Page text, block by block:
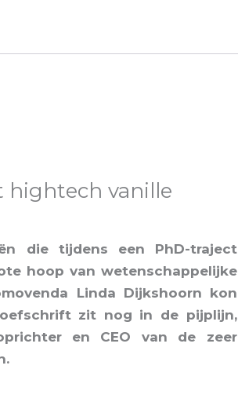
hightech vanille
die tijdens een PhD-traject
hoop van wetenschappelijke
Linda Dijkshoorn kon
zit nog in de pijplijn,
en CEO van de zeer